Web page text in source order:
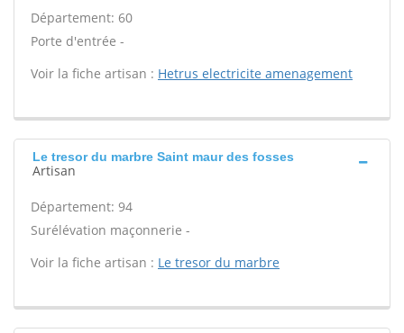
Département: 60
Porte d'entrée -
Voir la fiche artisan : Hetrus electricite amenagement
Le tresor du marbre Saint maur des fosses
Artisan
Département: 94
Surélévation maçonnerie -
Voir la fiche artisan : Le tresor du marbre